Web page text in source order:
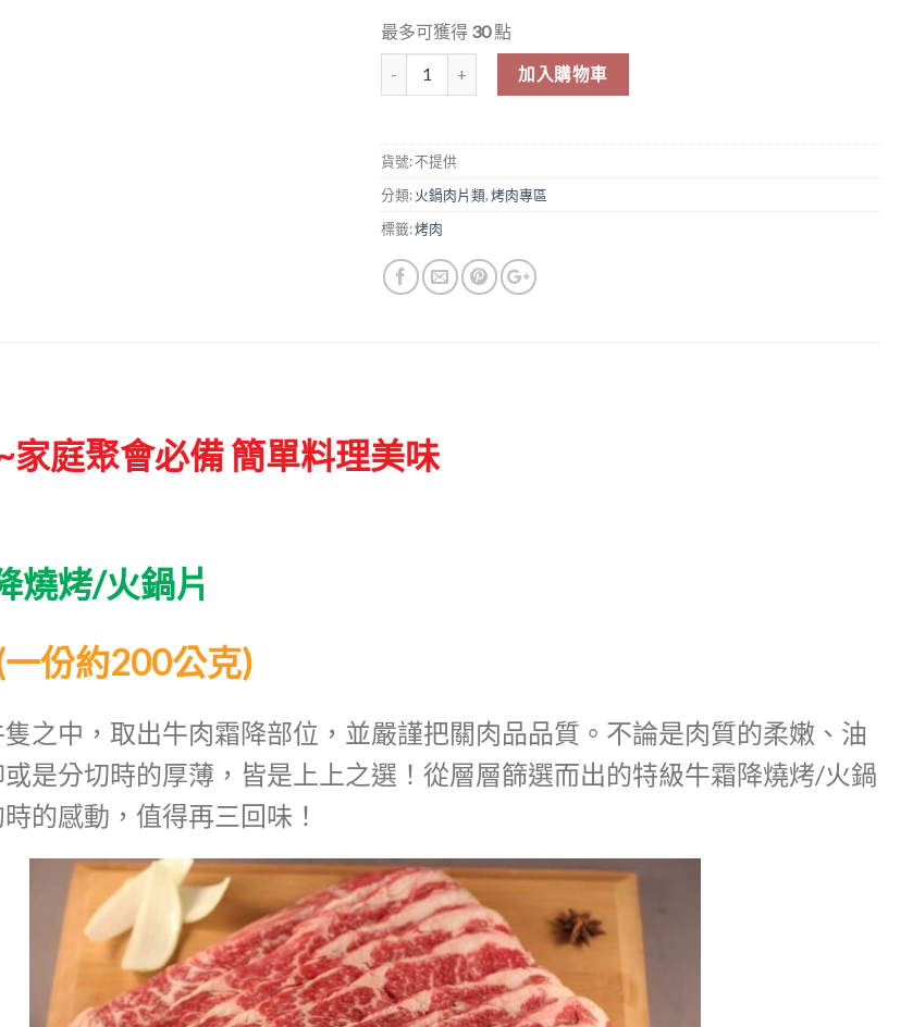
最多可獲得 30點
加入購物車
貨號:不提供
分類:火鍋肉片類,烤肉專區
標籤:烤肉
家庭聚會必備 簡單料理美味
燒烤/火鍋片
份約200公克)
之中，取出牛肉霜降部位，並嚴謹把關肉品品質。不論是肉質的柔嫩、油
是分切時的厚薄，皆是上上之選！從層層篩選而出的特級牛霜降燒烤/火鍋
的感動，值得再三回味！